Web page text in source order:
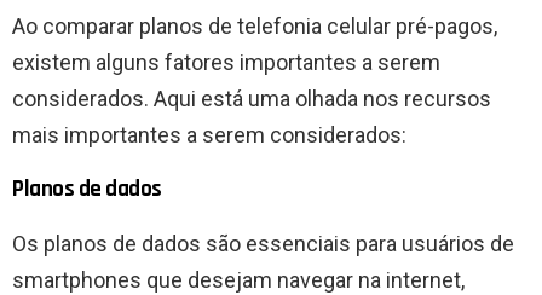
Ao comparar planos de telefonia celular pré-pagos,
existem alguns fatores importantes a serem
considerados. Aqui está uma olhada nos recursos
mais importantes a serem considerados:
Planos de dados
Os planos de dados são essenciais para usuários de
smartphones que desejam navegar na internet,